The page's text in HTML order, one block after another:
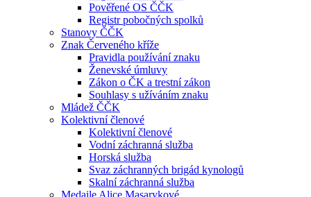
Pověřené OS ČČK
Registr pobočných spolků
Stanovy ČČK
Znak Červeného kříže
Pravidla používání znaku
Ženevské úmluvy
Zákon o ČK a trestní zákon
Souhlasy s užíváním znaku
Mládež ČČK
Kolektivní členové
Kolektivní členové
Vodní záchranná služba
Horská služba
Svaz záchranných brigád kynologů
Skalní záchranná služba